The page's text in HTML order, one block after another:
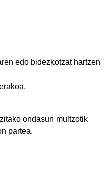
edo bidezkotzat hartzen
ondasun multzotik
partea.